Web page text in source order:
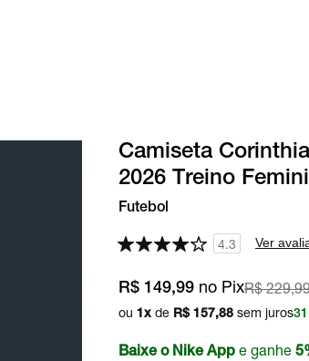
Camiseta
2026 Treino
Futebol
4.3 Ver
R$ 149,99 no PixR$
ou 1x de R$ 157,88 sem juros
Baixe o Nike App e ganhe